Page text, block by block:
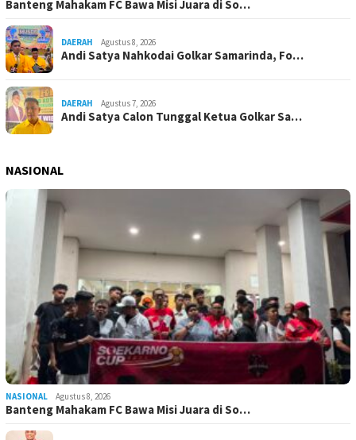
Banteng Mahakam FC Bawa Misi Juara di So…
DAERAH Agustus 8, 2026
Andi Satya Nahkodai Golkar Samarinda, Fo…
DAERAH Agustus 7, 2026
Andi Satya Calon Tunggal Ketua Golkar Sa…
NASIONAL
NASIONAL Agustus 8, 2026
Banteng Mahakam FC Bawa Misi Juara di So…